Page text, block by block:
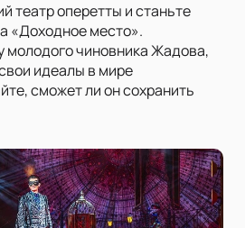
театр оперетты и станьте
«Доходное место».
молодого чиновника Жадова,
идеалы в мире
сможет ли он сохранить